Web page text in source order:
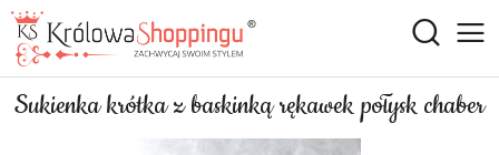
Sukienka krótka z baskinką rękawek połysk chaber